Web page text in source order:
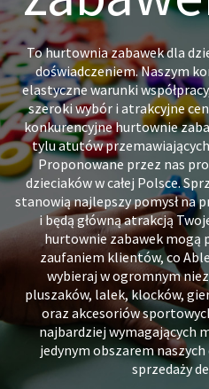
To hurtownia zabawek dla
doświadczeniem. Naszym
elastyczne warunki
szeroki wybór i atrakcyjne
konkurencyjne hurtownie
tylu atutów
Proponowane przez nas
dzieciaków w całej Polsce.
stanowią najlepszy pomysł na
i będą główną atrakcją
hurtownie zabawek mogą
zaufaniem klientów, co
wybieraj w ogromnym
pluszaków, lalek, klocków,
oraz akcesoriów
najbardziej wymagających
jedynym obszarem
sprzedaży